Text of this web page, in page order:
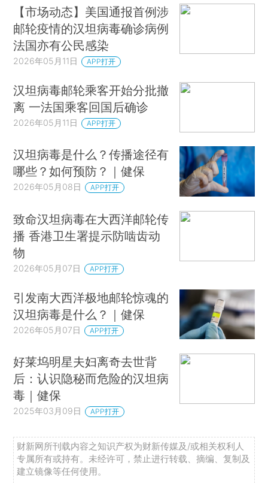
【市场动态】美国通报首例涉
邮轮疫情的汉坦病毒确诊病例
法国亦有公民感染
2026年05月11日 APP打开
汉坦病毒邮轮乘客开始分批撤
离 一法国乘客回国后确诊
2026年05月11日 APP打开
汉坦病毒是什么？传播途径有
哪些？如何预防？｜健保
2026年05月08日 APP打开
致命汉坦病毒在大西洋邮轮传
播 香港卫生署提示防啮齿动
物
2026年05月07日 APP打开
引发南大西洋极地邮轮惊魂的
汉坦病毒是什么？｜健保
2026年05月07日 APP打开
好莱坞明星夫妇离奇去世背
后：认识隐秘而危险的汉坦病
毒｜健保
2025年03月09日 APP打开
财新网所刊载内容之知识产权为财新传媒及/或相关权利人
专属所有或持有。未经许可，禁止进行转载、摘编、复制及
建立镜像等任何使用。